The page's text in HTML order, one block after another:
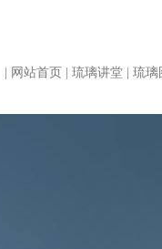
网站首页 琉璃讲堂 琉璃